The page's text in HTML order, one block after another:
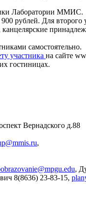
Лаборатории ММИС.
рублей. Для
самостоятельно.
участника на сайте
гостиницах.
Вернадского д.88
,
,
8(8636) 23-83-15,